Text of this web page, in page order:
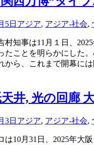
5日 アジア, アジア-社会,
村知事は11月１日、
たことを明らかにした
から、これまで開幕に
井, 光の回廊
3日 アジア, アジア-社会,
は10月31日、2025年大